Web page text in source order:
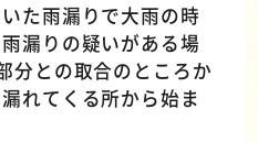
た雨漏りで大雨の時
漏りの疑いがある場
分との取合のところか
れてくる所から始ま